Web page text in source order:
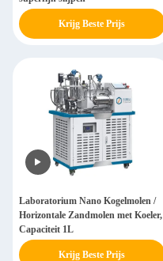
Krijg Beste Prijs
Laboratorium Nano Kogelmolen /
Horizontale Zandmolen met Koeler,
Capaciteit 1L
Krijg Beste Prijs